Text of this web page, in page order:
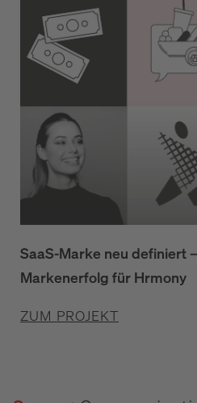
SaaS-Marke neu definiert
Markenerfolg für Hrmony
ZUM PROJEKT